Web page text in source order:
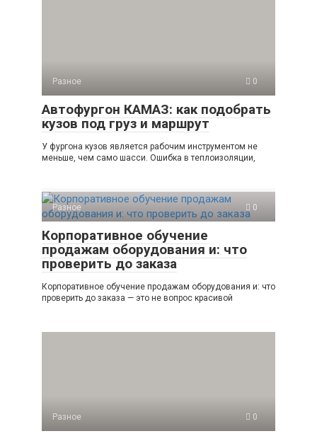
Разное 0
Автофургон КАМАЗ: как подобрать
кузов под груз и маршрут
У фургона кузов является рабочим инструментом не
меньше, чем само шасси. Ошибка в теплоизоляции,
Разное 0
Корпоративное обучение
продажам оборудования и: что
проверить до заказа
Корпоративное обучение продажам оборудования и: что
проверить до заказа — это не вопрос красивой
Разное 0